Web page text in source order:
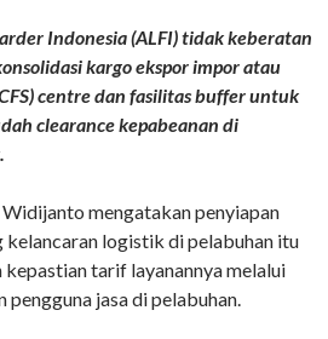
Indonesia (ALFI) tidak keberatan
kargo ekspor impor atau
centre dan fasilitas buffer untuk
clearance kepabeanan di
mengatakan penyiapan
kelancaran logistik di pelabuhan itu
tarif layanannya melalui
pengguna jasa di pelabuhan.